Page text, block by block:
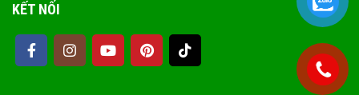
KẾT NỐI